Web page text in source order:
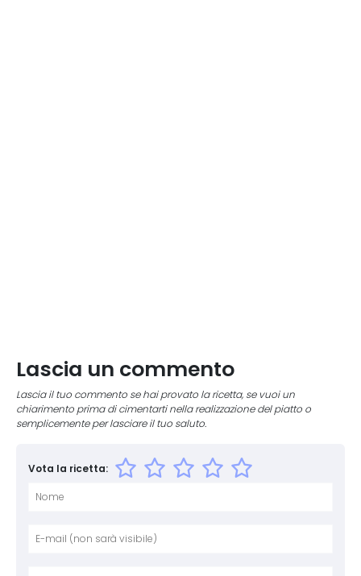
Lascia un commento
Lascia il tuo commento se hai provato la ricetta, se vuoi un
chiarimento prima di cimentarti nella realizzazione del piatto o
semplicemente per lasciare il tuo saluto.
Vota la ricetta: